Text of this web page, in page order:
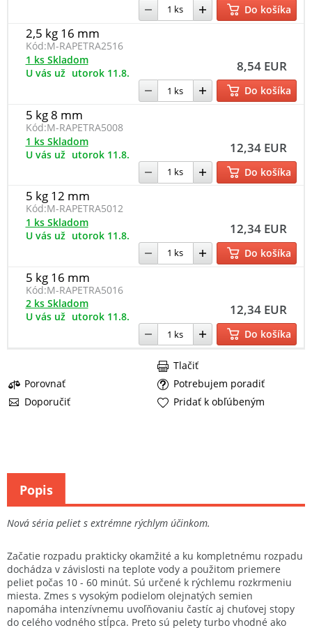
Do košíka
2,5 kg 16 mm
Kód:M-RAPETRA2516
8,54 EUR
1 ks Skladom
U vás už utorok 11.8.
Do košíka
5 kg 8 mm
Kód:M-RAPETRA5008
12,34 EUR
1 ks Skladom
U vás už utorok 11.8.
Do košíka
5 kg 12 mm
Kód:M-RAPETRA5012
12,34 EUR
1 ks Skladom
U vás už utorok 11.8.
Do košíka
5 kg 16 mm
Kód:M-RAPETRA5016
12,34 EUR
2 ks Skladom
U vás už utorok 11.8.
Do košíka
Porovnať
Potrebujem poradiť
Doporučiť
Tlačiť
Pridať k obľúbeným
Nová séria peliet s extrémne rýchlym účinkom.
Začatie rozpadu prakticky okamžité a ku kompletnému rozpadu
dochádza v závislosti na teplote vody a použitom priemere
peliet počas 10 - 60 minút. Sú určené k rýchlemu rozkrmeniu
miesta. Zmes s vysokým podielom olejnatých semien
napomáha intenzívnemu uvoľňovaniu častíc aj chuťovej stopy
do celého vodného stĺpca. Preto sú pelety turbo vhodné ako
Popis